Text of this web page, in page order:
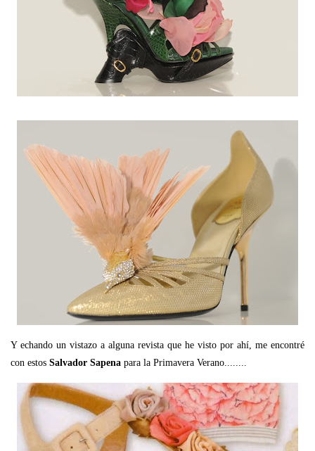
Y echando un vistazo a alguna revista que he visto por ahí, me encontré
con estos Salvador Sapena para la Primavera Verano........